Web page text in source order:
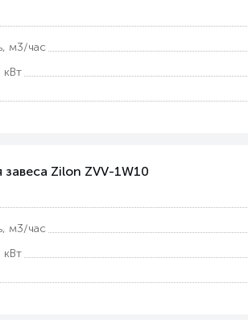
м3/час
кВт
завеса Zilon ZVV-1W10
м3/час
кВт